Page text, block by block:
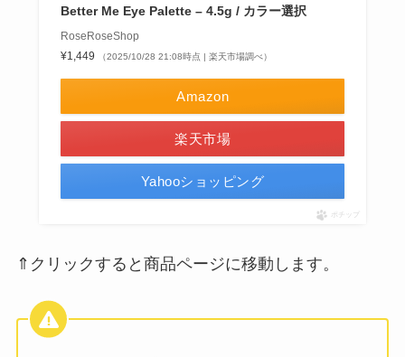
Better Me Eye Palette – 4.5g / カラー選択
RoseRoseShop
¥1,449
（2025/10/28 21:08時点 | 楽天市場調べ）
Amazon
楽天市場
Yahooショッピング
ポチップ
⇑クリックすると商品ページに移動します。